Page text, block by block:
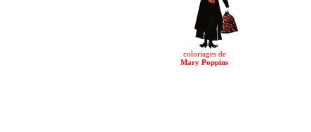
coloriages de
Mary Poppins